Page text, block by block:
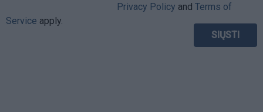
Privacy Policy and Terms of
Service apply.